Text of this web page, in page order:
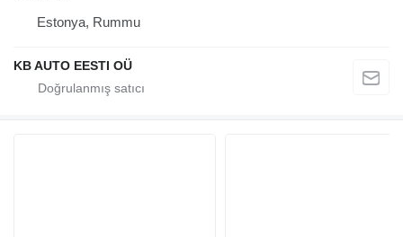
Estonya, Rummu
KB AUTO EESTI OÜ